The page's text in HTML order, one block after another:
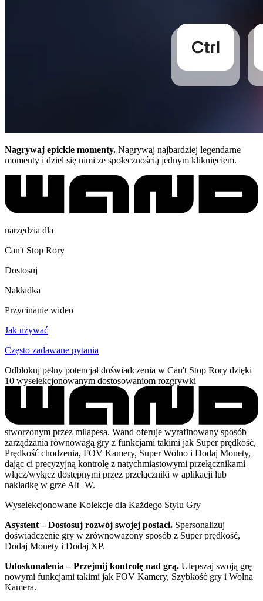
Nagrywaj epickie momenty. Nagrywaj najbardziej legendarne
momenty i dziel się nimi ze społecznością jednym kliknięciem.
narzędzia dla
Can't Stop Rory
Dostosuj
Nakładka
Przycinanie wideo
Jak używać
Często zadawane pytania
Odblokuj pełny potencjał doświadczenia w Can't Stop Rory dzięki
10 wyselekcjonowanym dostosowaniom rozgrywki
stworzonym przez milapesa. Wand oferuje wyrafinowany sposób
zarządzania równowagą gry z funkcjami takimi jak Super prędkość,
Prędkość chodzenia, FOV Kamery, Super Wolno i Dodaj Monety,
dając ci precyzyjną kontrolę z natychmiastowymi przełącznikami
włącz/wyłącz dostępnymi przez przełączniki w aplikacji lub
nakładkę w grze Alt+W.
Wyselekcjonowane Kolekcje dla Każdego Stylu Gry
Asystent – Dostosuj rozwój swojej postaci. Spersonalizuj
doświadczenie gry w zrównoważony sposób z Super prędkość,
Dodaj Monety i Dodaj XP.
Udoskonalenia – Przejmij kontrolę nad grą. Ulepszaj swoją grę
nowymi funkcjami takimi jak FOV Kamery, Szybkość gry i Wolna
Kamera.